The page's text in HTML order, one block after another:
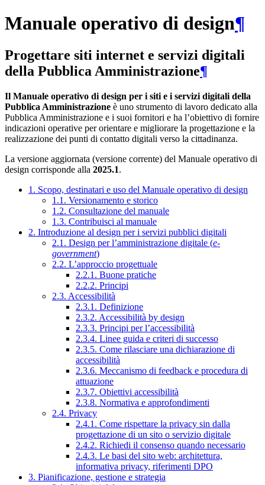
Manuale operativo di design¶
Progettare siti internet e servizi digitali
della Pubblica Amministrazione¶
Il Manuale operativo di design per i siti e i servizi digitali della
Pubblica Amministrazione è uno strumento di lavoro dedicato alla
Pubblica Amministrazione e i suoi fornitori e ha l’obiettivo di fornire
indicazioni operative per orientare e migliorare la progettazione e la
realizzazione dei punti di contatto digitali verso la cittadinanza.
La versione aggiornata (versione corrente) del Manuale operativo di
design corrisponde alla 2025.1.
1. Scopo, destinatari e uso del Manuale operativo di design
1.1. Versionamento e storico
1.2. Consultazione del manuale
1.3. Contribuisci al manuale
2. Introduzione al design per i servizi pubblici digitali
2.1. Design per l’amministrazione digitale (e-
government)
2.2. L’approccio progettuale
2.2.1. Buone pratiche
2.2.2. Principi
2.3. Accessibilità
2.3.1. Definizione
2.3.2. Accessibilità by design
2.3.3. Principi per l’accessibilità
2.3.4. Linee guida e criteri di successo
2.3.5. Come rilasciare una dichiarazione di
accessibilità
2.3.6. Meccanismo di feedback e procedura di
attuazione
2.3.7. Obiettivi accessibilità
2.3.8. Normativa e approfondimenti
2.4. Privacy
2.4.1. Come rispettare la privacy sin dalla
progettazione di un sito o servizio digitale
2.4.2. Richiedi il consenso quando necessario
2.4.3. Le basi del sito web: architettura,
informativa privacy, riferimenti DPO
3. Pianificazione, gestione e strategia